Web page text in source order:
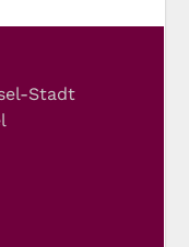
Stadt